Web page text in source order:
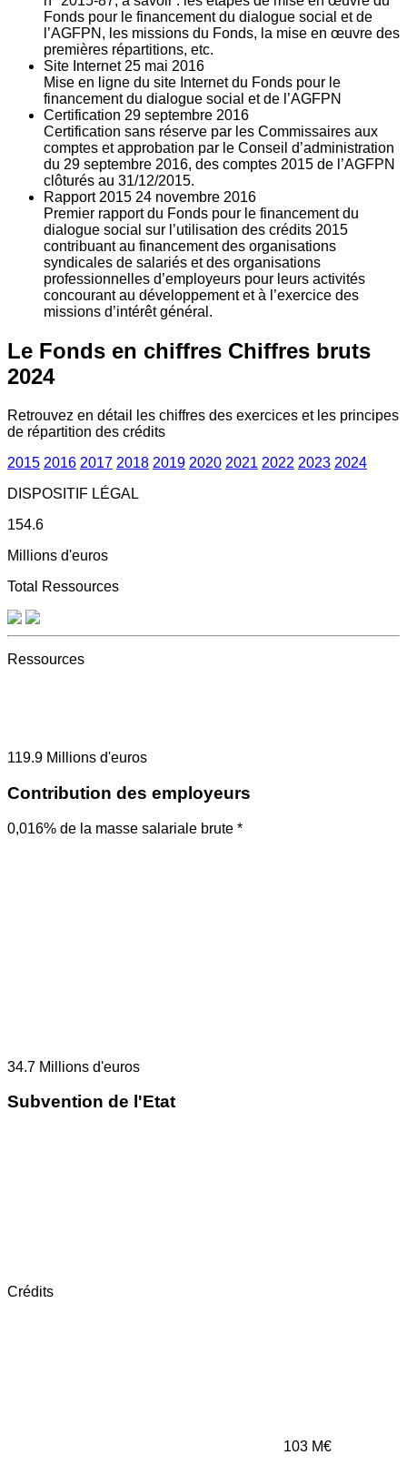
Fonds pour le financement du dialogue social et de
l’AGFPN, les missions du Fonds, la mise en œuvre des
premières répartitions, etc.
Site Internet 25 mai 2016
Mise en ligne du site Internet du Fonds pour le
financement du dialogue social et de l’AGFPN
Certification 29 septembre 2016
Certification sans réserve par les Commissaires aux
comptes et approbation par le Conseil d’administration
du 29 septembre 2016, des comptes 2015 de l’AGFPN
clôturés au 31/12/2015.
Rapport 2015 24 novembre 2016
Premier rapport du Fonds pour le financement du
dialogue social sur l’utilisation des crédits 2015
contribuant au financement des organisations
syndicales de salariés et des organisations
professionnelles d’employeurs pour leurs activités
concourant au développement et à l’exercice des
missions d’intérêt général.
Le Fonds en chiffres Chiffres bruts
2024
Retrouvez en détail les chiffres des exercices et les principes
de répartition des crédits
2015 2016 2017 2018 2019 2020 2021 2022 2023 2024
DISPOSITIF LÉGAL
154.6
Millions d'euros
Total Ressources
Ressources
119.9 Millions d'euros
Contribution des employeurs
0,016% de la masse salariale brute *
34.7 Millions d'euros
Subvention de l'Etat
Crédits
103 M€